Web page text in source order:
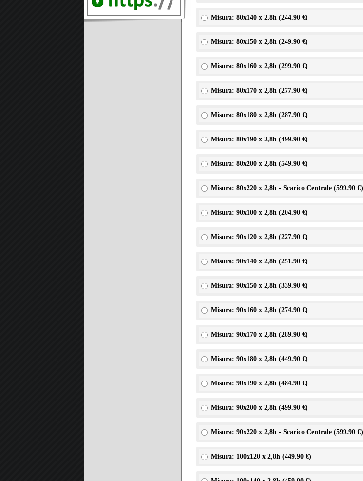
Misura: 80x140 x 2,8h (244.90 €)
Misura: 80x150 x 2,8h (249.90 €)
Misura: 80x160 x 2,8h (299.90 €)
Misura: 80x170 x 2,8h (277.90 €)
Misura: 80x180 x 2,8h (287.90 €)
Misura: 80x190 x 2,8h (499.90 €)
Misura: 80x200 x 2,8h (549.90 €)
Misura: 80x220 x 2,8h - Scarico Centrale (599.90 €)
Misura: 90x100 x 2,8h (204.90 €)
Misura: 90x120 x 2,8h (227.90 €)
Misura: 90x140 x 2,8h (251.90 €)
Misura: 90x150 x 2,8h (339.90 €)
Misura: 90x160 x 2,8h (274.90 €)
Misura: 90x170 x 2,8h (289.90 €)
Misura: 90x180 x 2,8h (449.90 €)
Misura: 90x190 x 2,8h (484.90 €)
Misura: 90x200 x 2,8h (499.90 €)
Misura: 90x220 x 2,8h - Scarico Centrale (599.90 €)
Misura: 100x120 x 2,8h (449.90 €)